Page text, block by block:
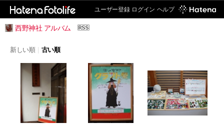
ユーザー登録 ログイン ヘルプ
西野神社 アルバム
新しい順 | 古い順